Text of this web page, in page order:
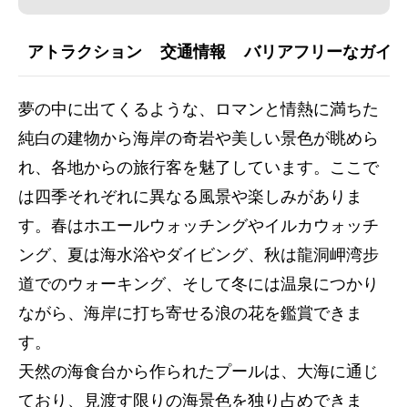
アトラクション 交通情報 バリアフリーなガイ
夢の中に出てくるような、ロマンと情熱に満ちた
純白の建物から海岸の奇岩や美しい景色が眺めら
れ、各地からの旅行客を魅了しています。ここで
は四季それぞれに異なる風景や楽しみがありま
す。春はホエールウォッチングやイルカウォッチ
ング、夏は海水浴やダイビング、秋は龍洞岬湾步
道でのウォーキング、そして冬には温泉につかり
ながら、海岸に打ち寄せる浪の花を鑑賞できま
す。
天然の海食台から作られたプールは、大海に通じ
ており、見渡す限りの海景色を独り占めできま